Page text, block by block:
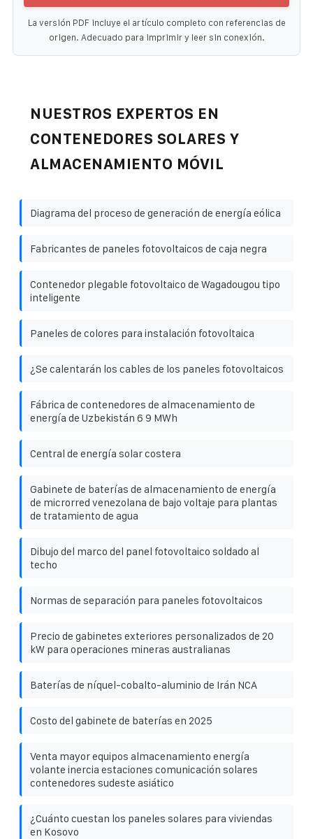
La versión PDF incluye el artículo completo con referencias de
origen. Adecuado para imprimir y leer sin conexión.
NUESTROS EXPERTOS EN
CONTENEDORES SOLARES Y
ALMACENAMIENTO MÓVIL
Diagrama del proceso de generación de energía eólica
Fabricantes de paneles fotovoltaicos de caja negra
Contenedor plegable fotovoltaico de Wagadougou tipo
inteligente
Paneles de colores para instalación fotovoltaica
¿Se calentarán los cables de los paneles fotovoltaicos
Fábrica de contenedores de almacenamiento de
energía de Uzbekistán 6 9 MWh
Central de energía solar costera
Gabinete de baterías de almacenamiento de energía
de microrred venezolana de bajo voltaje para plantas
de tratamiento de agua
Dibujo del marco del panel fotovoltaico soldado al
techo
Normas de separación para paneles fotovoltaicos
Precio de gabinetes exteriores personalizados de 20
kW para operaciones mineras australianas
Baterías de níquel-cobalto-aluminio de Irán NCA
Costo del gabinete de baterías en 2025
Venta mayor equipos almacenamiento energía
volante inercia estaciones comunicación solares
contenedores sudeste asiático
¿Cuánto cuestan los paneles solares para viviendas
en Kosovo